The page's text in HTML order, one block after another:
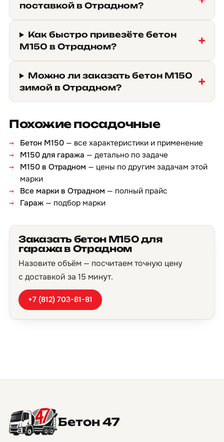
поставкой в Отрадном?
Как быстро привезёте бетон
М150 в Отрадном?
Можно ли заказать бетон М150
зимой в Отрадном?
Похожие посадочные
Бетон М150 — все характеристики и применение
М150 для гаража — детально по задаче
М150 в Отрадном — цены по другим задачам этой
марки
Все марки в Отрадном — полный прайс
Гараж — подбор марки
Заказать бетон М150 для
гаража в Отрадном
Назовите объём — посчитаем точную цену
с доставкой за 15 минут.
+7 (812) 703-81-81
Бетон 47